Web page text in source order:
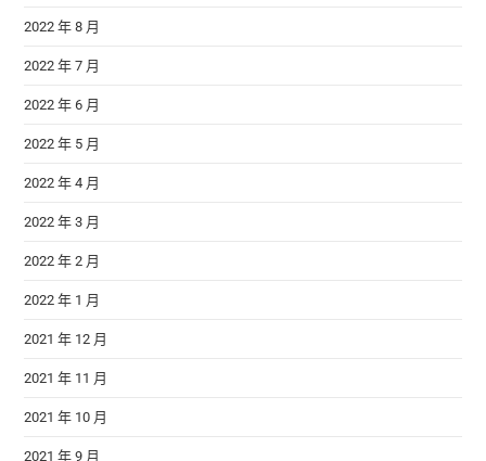
2022 年 8 月
2022 年 7 月
2022 年 6 月
2022 年 5 月
2022 年 4 月
2022 年 3 月
2022 年 2 月
2022 年 1 月
2021 年 12 月
2021 年 11 月
2021 年 10 月
2021 年 9 月